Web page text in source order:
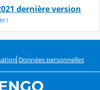
dernière version
ko)
Données personnelles